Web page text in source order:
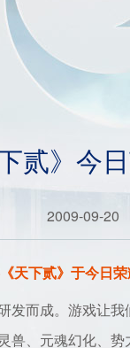
购卡充值
下贰》今
2009-09-20
天下贰》于今日荣
而成。游戏让我
、元魂幻化、